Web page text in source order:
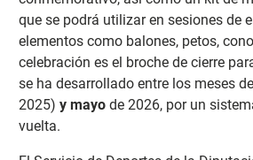
que se podrá utilizar en sesiones de
elementos como balones, petos,
celebración es el broche de cierre
se ha desarrollado entre los meses de
2025) y mayode 2026, por un
vuelta.